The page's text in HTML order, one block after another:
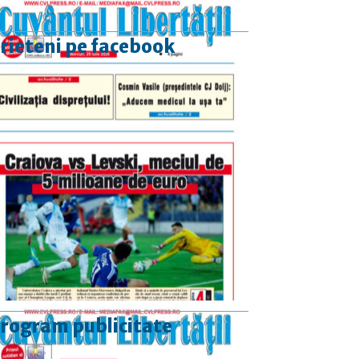
pe facebook
publicitate